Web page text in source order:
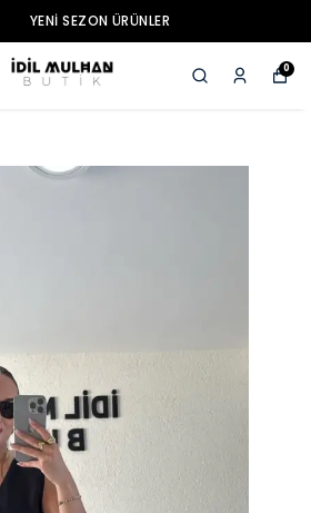
YENI SEZON ÜRÜNLER
0